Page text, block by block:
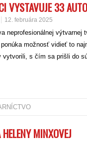
VYSTAVUJE 33
12. februára 2025
neprofesionálnej
možnosť vidieť to
s čím sa prišli do
MINXOVEJ